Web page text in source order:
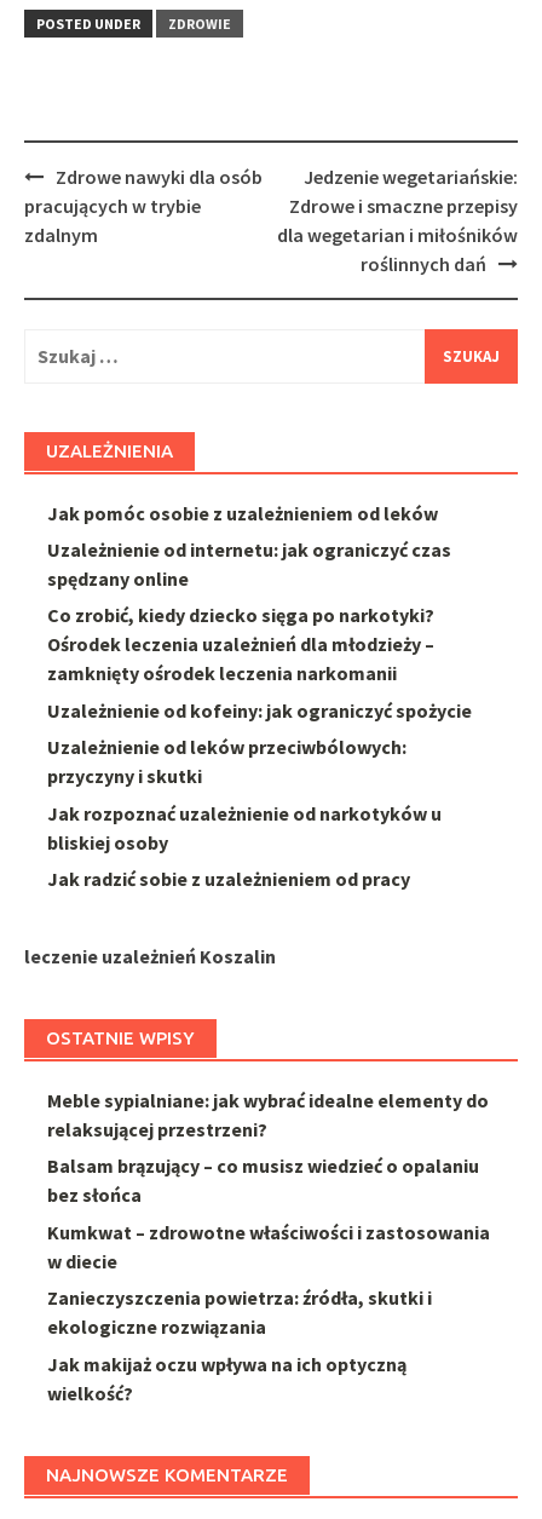
POSTED UNDER ZDROWIE
Post
navigation
Zdrowe nawyki dla osób
pracujących w trybie
zdalnym
Jedzenie wegetariańskie:
Zdrowe i smaczne przepisy
dla wegetarian i miłośników
roślinnych dań
UZALEŻNIENIA
Jak pomóc osobie z uzależnieniem od leków
Uzależnienie od internetu: jak ograniczyć czas
spędzany online
Co zrobić, kiedy dziecko sięga po narkotyki?
Ośrodek leczenia uzależnień dla młodzieży –
zamknięty ośrodek leczenia narkomanii
Uzależnienie od kofeiny: jak ograniczyć spożycie
Uzależnienie od leków przeciwbólowych:
przyczyny i skutki
Jak rozpoznać uzależnienie od narkotyków u
bliskiej osoby
Jak radzić sobie z uzależnieniem od pracy
leczenie uzależnień Koszalin
OSTATNIE WPISY
Meble sypialniane: jak wybrać idealne elementy do
relaksującej przestrzeni?
Balsam brązujący – co musisz wiedzieć o opalaniu
bez słońca
Kumkwat – zdrowotne właściwości i zastosowania
w diecie
Zanieczyszczenia powietrza: źródła, skutki i
ekologiczne rozwiązania
Jak makijaż oczu wpływa na ich optyczną
wielkość?
NAJNOWSZE KOMENTARZE